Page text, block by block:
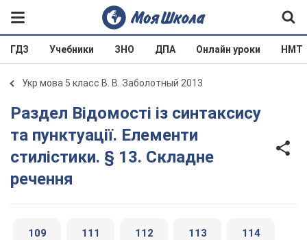
ГДЗ Учебники ЗНО ДПА Онлайн уроки НМТ
Укр мова 5 класс В. В. Заболотный 2013
Раздел Відомості із синтаксису
та пунктуації. Елементи
стилістики. § 13. Складне
речення
109 111 112 113 114